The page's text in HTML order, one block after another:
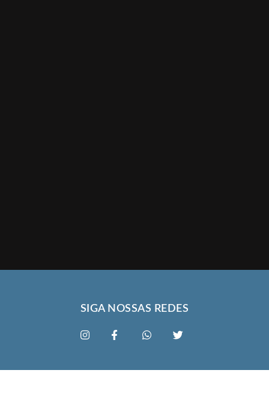
SIGA NOSSAS REDES